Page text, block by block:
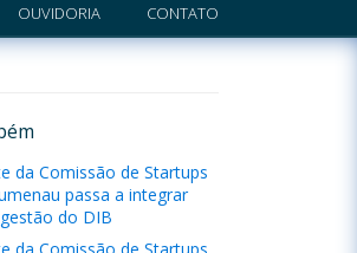
OUVIDORIA CONTATO
da Comissão de Startups
passa a integrar
do DIB